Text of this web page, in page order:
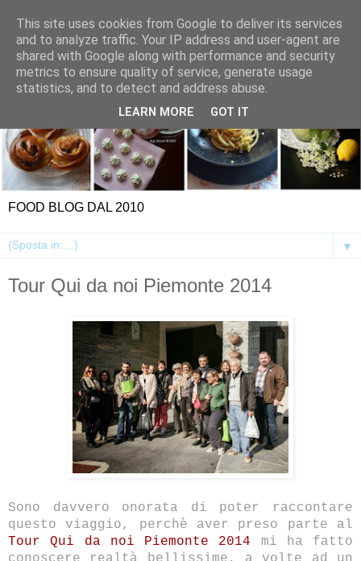
FOOD BLOG DAL 2010
▼
Tour Qui da noi Piemonte 2014
Sono davvero onorata di poter raccontare
questo viaggio, perchè aver preso parte al
Tour Qui da noi Piemonte 2014 mi ha fatto
This site uses cookies from Google to deliver its services
and to analyze traffic. Your IP address and user-agent are
shared with Google along with performance and security
metrics to ensure quality of service, generate usage
statistics, and to detect and address abuse.
LEARN MORE GOT IT